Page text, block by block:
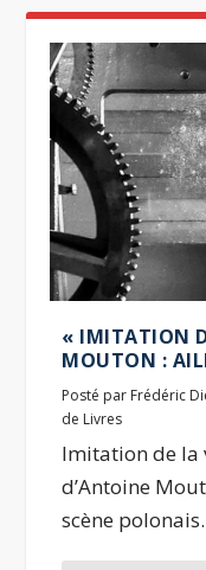
« IMITATION
MOUTON :
Posté par Frédéric
de Livres
Imitation de la
d’Antoine
scène polonais.